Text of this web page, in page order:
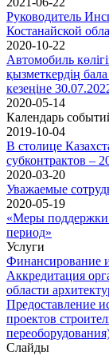
Руководитель
Костанайской
2020-10-22
Автомобиль
қызметкердің
кезеңіне
2020-05-14
Календарь
2019-10-04
В столице
субконтрактов –
2020-03-20
Уважаемые
2020-05-19
«Меры
период»
Услуги
Финансирование
Аккредитация
области
Предоставление
проектов
Слайды